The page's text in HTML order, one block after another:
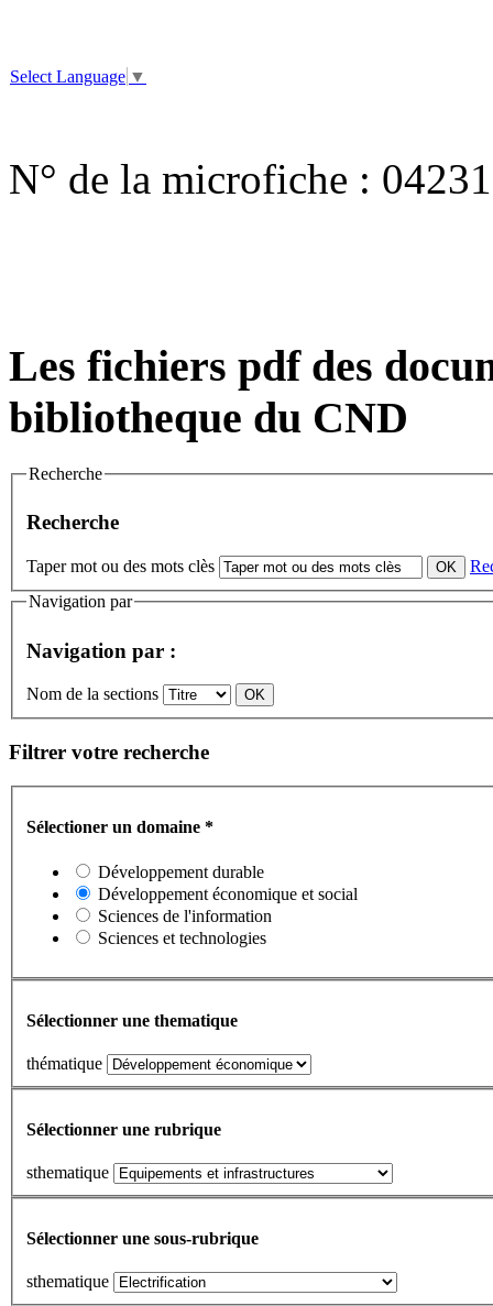
Select Language ▼
N° de la microfiche :
Les fichiers pdf des
bibliotheque du CND
Recherche
Recherche
Taper mot ou des mots clès
Navigation par
Navigation par :
Nom de la sections
Filtrer votre recherche
Sélectioner un domaine *
Développement durable
Développement économique et social
Sciences de l'information
Sciences et technologies
Sélectionner une thematique
thématique
Sélectionner une rubrique
sthematique
Sélectionner une sous-rubrique
sthematique